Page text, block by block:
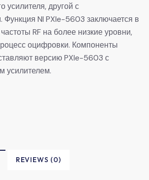
усилителя, другой с
Функция NI PXIe-5603 заключается в
RF на более низкие уровни,
оцифровки. Компоненты
версию PXIe-5603 с
усилителем.
REVIEWS (0)